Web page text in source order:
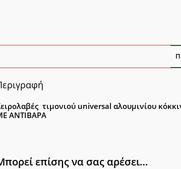
τιμονιού universal αλουμινίου
ΑΝΤΙΒΑΡΑ
επίσης να σας αρέσει…